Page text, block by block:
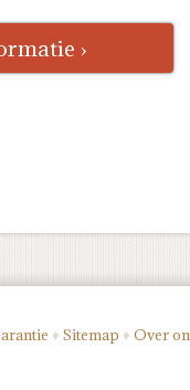
›
♦ Sitemap ♦ Over